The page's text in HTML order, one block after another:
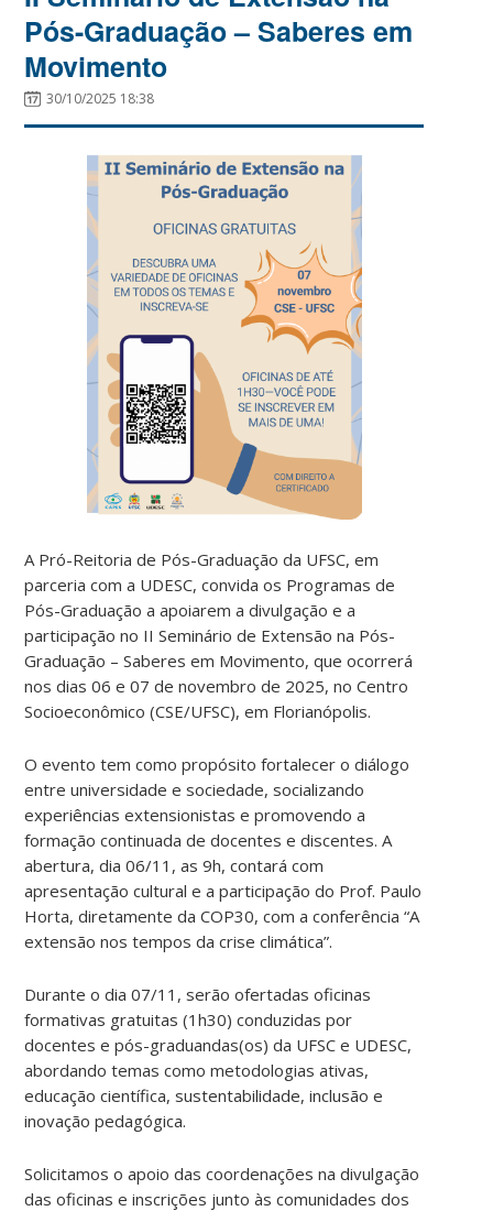
Pós-Graduação – Saberes em
Movimento
30/10/2025 18:38
A Pró-Reitoria de Pós-Graduação da UFSC, em
parceria com a UDESC, convida os Programas de
Pós-Graduação a apoiarem a divulgação e a
participação no II Seminário de Extensão na Pós-
Graduação – Saberes em Movimento, que ocorrerá
nos dias 06 e 07 de novembro de 2025, no Centro
Socioeconômico (CSE/UFSC), em Florianópolis.
O evento tem como propósito fortalecer o diálogo
entre universidade e sociedade, socializando
experiências extensionistas e promovendo a
formação continuada de docentes e discentes. A
abertura, dia 06/11, as 9h, contará com
apresentação cultural e a participação do Prof. Paulo
Horta, diretamente da COP30, com a conferência “A
extensão nos tempos da crise climática”.
Durante o dia 07/11, serão ofertadas oficinas
formativas gratuitas (1h30) conduzidas por
docentes e pós-graduandas(os) da UFSC e UDESC,
abordando temas como metodologias ativas,
educação científica, sustentabilidade, inclusão e
inovação pedagógica.
Solicitamos o apoio das coordenações na divulgação
das oficinas e inscrições junto às comunidades dos